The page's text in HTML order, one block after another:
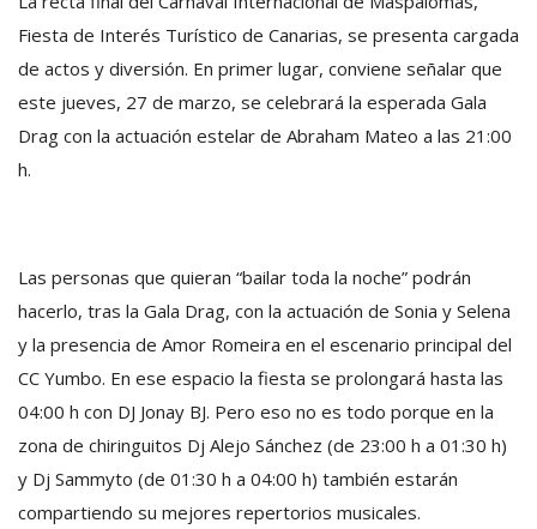
Fiesta de Interés Turístico de Canarias, se presenta cargada
de actos y diversión. En primer lugar, conviene señalar que
este jueves, 27 de marzo, se celebrará la esperada Gala
Drag con la actuación estelar de Abraham Mateo a las 21:00
h.
Las personas que quieran “bailar toda la noche” podrán
hacerlo, tras la Gala Drag, con la actuación de Sonia y Selena
y la presencia de Amor Romeira en el escenario principal del
CC Yumbo. En ese espacio la fiesta se prolongará hasta las
04:00 h con DJ Jonay BJ. Pero eso no es todo porque en la
zona de chiringuitos Dj Alejo Sánchez (de 23:00 h a 01:30 h)
y Dj Sammyto (de 01:30 h a 04:00 h) también estarán
compartiendo su mejores repertorios musicales.